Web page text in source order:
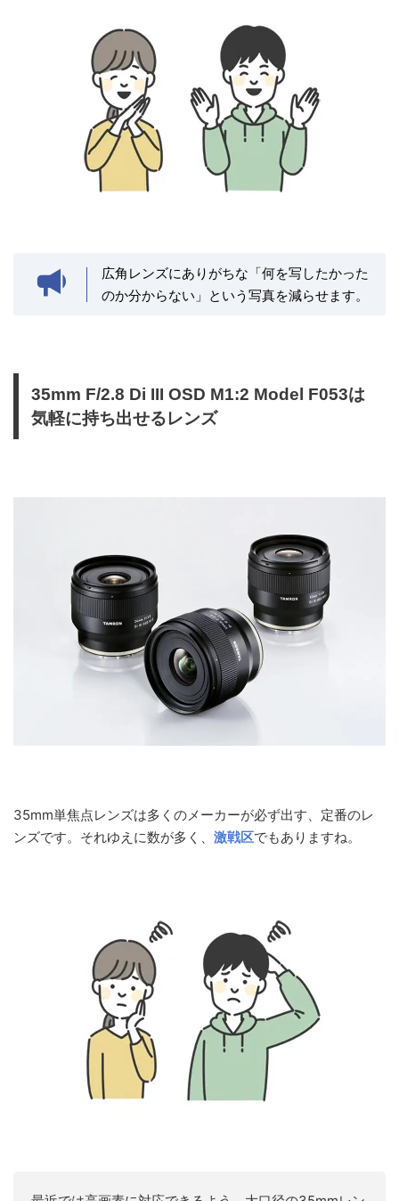
広角レンズにありがちな「何を写したかった
のか分からない」という写真を減らせます。
35mm F/2.8 Di III OSD M1:2 Model F053は
気軽に持ち出せるレンズ
35mm単焦点レンズは多くのメーカーが必ず出す、定番のレ
ンズです。それゆえに数が多く、 激戦区でもありますね。